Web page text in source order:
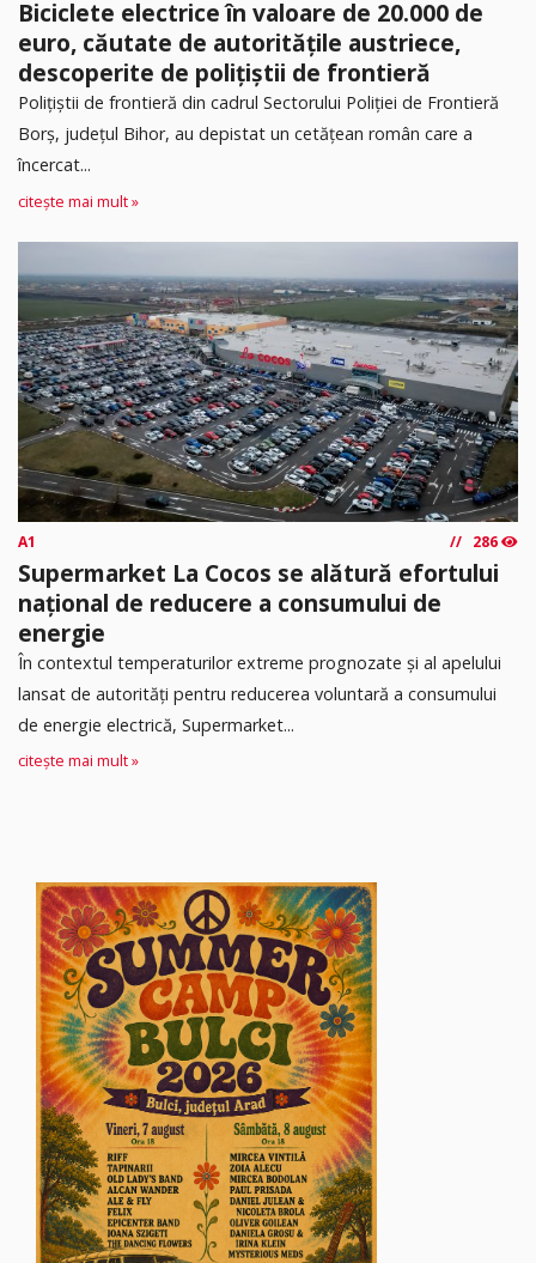
Biciclete electrice în valoare de 20.000 de
euro, căutate de autoritățile austriece,
descoperite de polițiștii de frontieră
Poliţiştii de frontieră din cadrul Sectorului Poliției de Frontieră
Borș, județul Bihor, au depistat un cetățean român care a
încercat...
citește mai mult »
A1 286
Supermarket La Cocos se alătură efortului
național de reducere a consumului de
energie
În contextul temperaturilor extreme prognozate și al apelului
lansat de autorități pentru reducerea voluntară a consumului
de energie electrică, Supermarket...
citește mai mult »